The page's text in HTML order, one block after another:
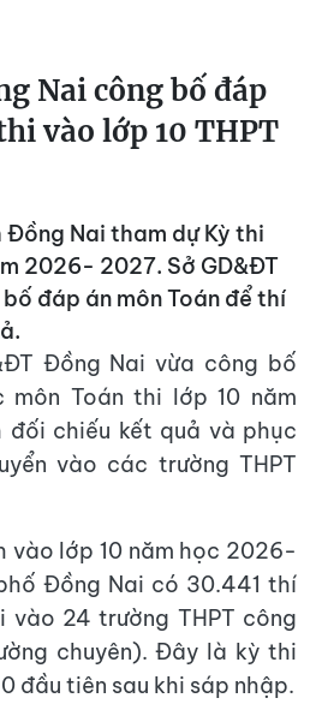
Nai công bố đáp
vào lớp 10 THPT
Nai tham dự Kỳ thi
2026- 2027. Sở GD&ĐT
đáp án môn Toán để thí
Đồng Nai vừa công bố
Toán thi lớp 10 năm
đối chiếu kết quả và phục
vào các trường THPT
vào lớp 10 năm học 2026-
Đồng Nai có 30.441 thí
vào 24 trường THPT công
chuyên). Đây là kỳ thi
đầu tiên sau khi sáp nhập.